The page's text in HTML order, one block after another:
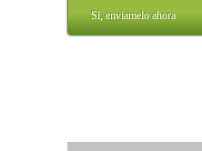
Sí, enviamelo ahora